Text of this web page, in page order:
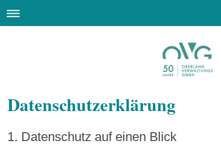
Datenschutzerklärung
1. Datenschutz auf einen Blick